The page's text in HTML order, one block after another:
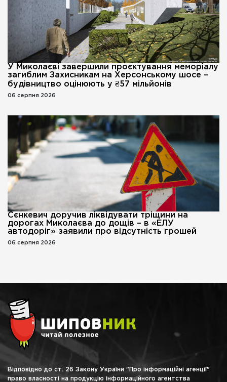
У Миколаєві завершили проєктування меморіалу
загиблим Захисникам на Херсонському шосе –
будівництво оцінюють у ₴57 мільйонів
06 серпня 2026
Сєнкевич доручив ліквідувати тріщини на
дорогах Миколаєва до дощів – в «ЕЛУ
автодоріг» заявили про відсутність грошей
06 серпня 2026
Відповідно до ст. 26 Закону України "Про інформаційні агенції"
право власності на продукцію інформаційного агентства